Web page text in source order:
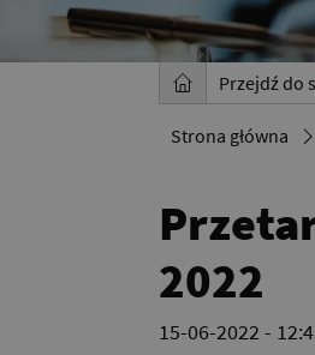
Przejdź do
Strona główna
2022
15-06-2022 -